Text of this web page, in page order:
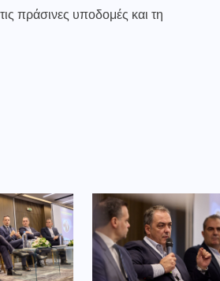
πράσινες υποδομές και τη